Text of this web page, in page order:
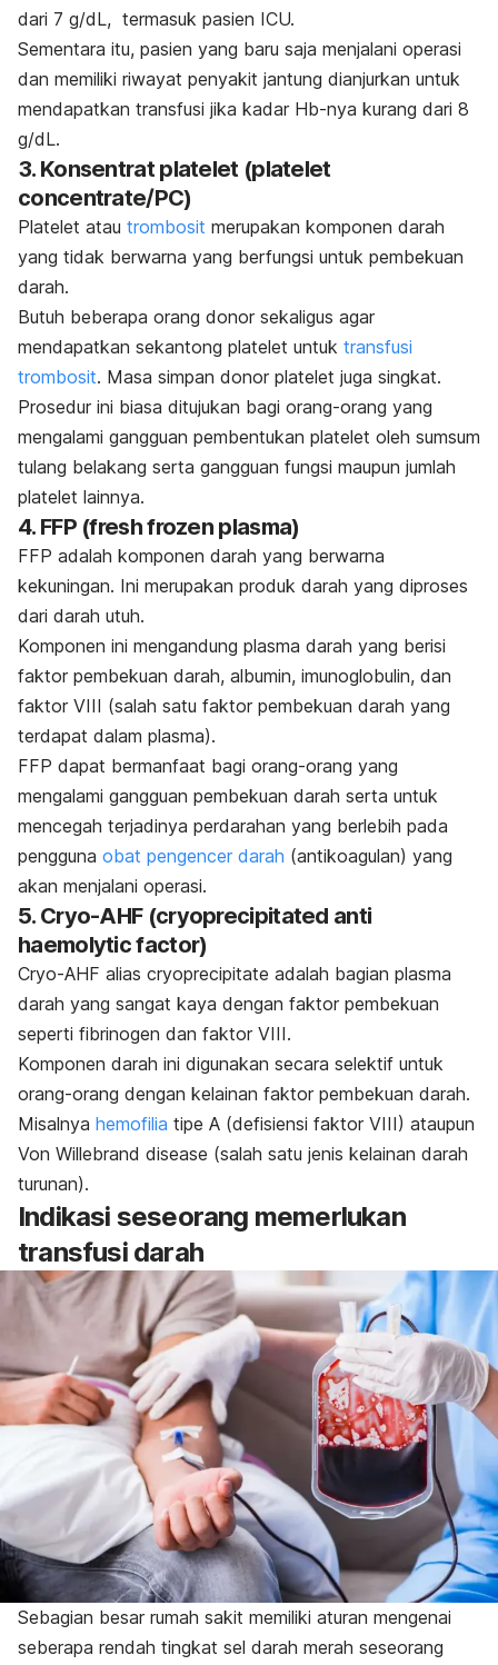
dari 7 g/dL, termasuk pasien ICU.
Sementara itu, pasien yang baru saja menjalani operasi
dan memiliki riwayat penyakit jantung dianjurkan untuk
mendapatkan transfusi jika kadar Hb-nya kurang dari 8
g/dL.
3. Konsentrat platelet (platelet
concentrate/PC)
Platelet atau trombosit merupakan komponen darah
yang tidak berwarna yang berfungsi untuk pembekuan
darah.
Butuh beberapa orang donor sekaligus agar
mendapatkan sekantong platelet untuk transfusi
trombosit. Masa simpan donor platelet juga singkat.
Prosedur ini biasa ditujukan bagi orang-orang yang
mengalami gangguan pembentukan platelet oleh sumsum
tulang belakang serta gangguan fungsi maupun jumlah
platelet lainnya.
4. FFP (fresh frozen plasma)
FFP adalah komponen darah yang berwarna
kekuningan. Ini merupakan produk darah yang diproses
dari darah utuh.
Komponen ini mengandung plasma darah yang berisi
faktor pembekuan darah, albumin, imunoglobulin, dan
faktor VIII (salah satu faktor pembekuan darah yang
terdapat dalam plasma).
FFP dapat bermanfaat bagi orang-orang yang
mengalami gangguan pembekuan darah serta untuk
mencegah terjadinya perdarahan yang berlebih pada
pengguna obat pengencer darah (antikoagulan) yang
akan menjalani operasi.
5. Cryo-AHF (cryoprecipitated anti
haemolytic factor)
Cryo-AHF alias cryoprecipitate adalah bagian plasma
darah yang sangat kaya dengan faktor pembekuan
seperti fibrinogen dan faktor VIII.
Komponen darah ini digunakan secara selektif untuk
orang-orang dengan kelainan faktor pembekuan darah.
Misalnya hemofilia tipe A (defisiensi faktor VIII) ataupun
Von Willebrand disease (salah satu jenis kelainan darah
turunan).
Indikasi seseorang memerlukan
transfusidarah
Sebagian besar rumah sakit memiliki aturan mengenai
seberapa rendah tingkat sel darah merah seseorang